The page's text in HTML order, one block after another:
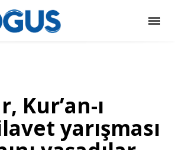
Kur’an-ı
yarışması